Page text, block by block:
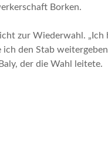
Borken.
zur Wiederwahl. „Ich
den Stab
der die Wahl leitete.